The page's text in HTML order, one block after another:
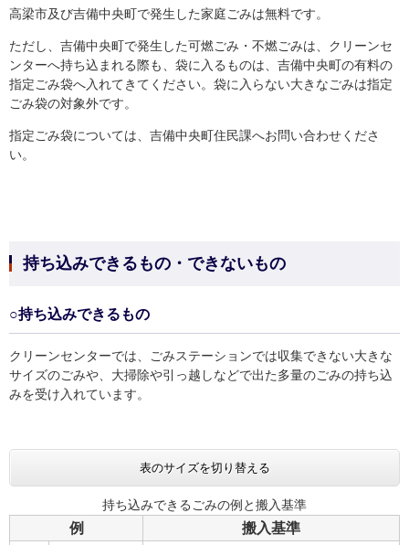
高梁市及び吉備中央町で発生した家庭ごみは無料です。
ただし、吉備中央町で発生した可燃ごみ・不燃ごみは、クリーンセ
ンターへ持ち込まれる際も、袋に入るものは、吉備中央町の有料の
指定ごみ袋へ入れてきてください。袋に入らない大きなごみは指定
ごみ袋の対象外です。
指定ごみ袋については、吉備中央町住民課へお問い合わせくださ
い。
持ち込みできるもの・できないもの
○持ち込みできるもの
クリーンセンターでは、ごみステーションでは収集できない大きな
サイズのごみや、大掃除や引っ越しなどで出た多量のごみの持ち込
みを受け入れています。
表のサイズを切り替える
持ち込みできるごみの例と搬入基準
例 搬入基準